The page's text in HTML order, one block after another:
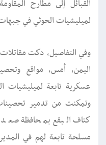
القبائل إلى مطارح
لميليشيات الحوثي في
وفي التفاصيل، دكت
اليمن، أمس، مواقع
عسكرية تابعة
وتمكنت من تدمير
كتاف البقع بمحافظة
مسلحة تابعة لهم في